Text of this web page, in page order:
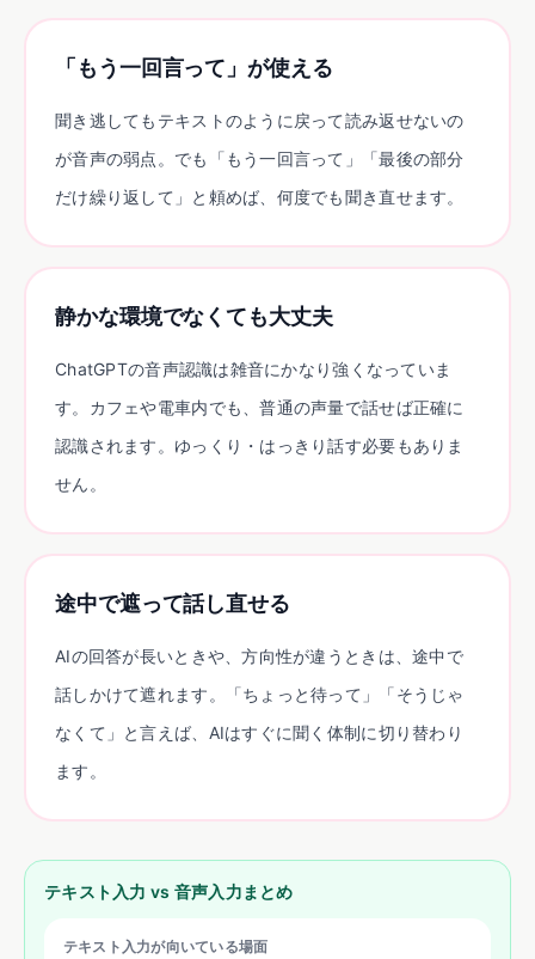
「もう一回言って」が使える
聞き逃してもテキストのように戻って読み返せないの
が音声の弱点。でも「もう一回言って」「最後の部分
だけ繰り返して」と頼めば、何度でも聞き直せます。
静かな環境でなくても大丈夫
ChatGPTの音声認識は雑音にかなり強くなっていま
す。カフェや電車内でも、普通の声量で話せば正確に
認識されます。ゆっくり・はっきり話す必要もありま
せん。
途中で遮って話し直せる
AIの回答が長いときや、方向性が違うときは、途中で
話しかけて遮れます。「ちょっと待って」「そうじゃ
なくて」と言えば、AIはすぐに聞く体制に切り替わり
ます。
テキスト入力 vs 音声入力まとめ
テキスト入力が向いている場面